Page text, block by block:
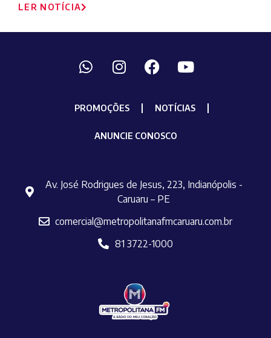
LER NOTÍCIA
PROMOÇÕES NOTÍCIAS
ANUNCIE CONOSCO
Av. José Rodrigues de Jesus, 223, Indianópolis -
Caruaru – PE
comercial@metropolitanafmcaruaru.com.br
81 3722-1000